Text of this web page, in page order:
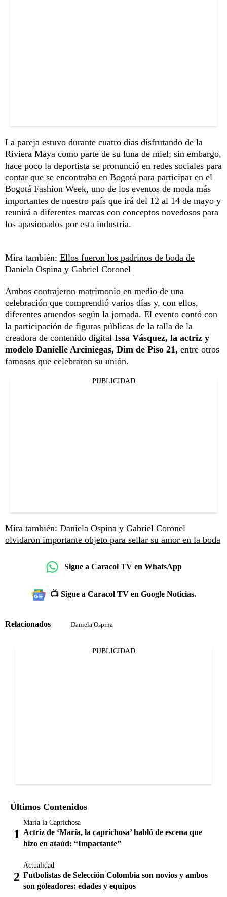
La pareja estuvo durante cuatro días disfrutando de la
Riviera Maya como parte de su luna de miel; sin embargo,
hace poco la deportista se pronunció en redes sociales para
contar que se encontraba en Bogotá para participar en el
Bogotá Fashion Week, uno de los eventos de moda más
importantes de nuestro país que irá del 12 al 14 de mayo y
reunirá a diferentes marcas con conceptos novedosos para
los apasionados por esta industria.
Mira también: Ellos fueron los padrinos de boda de
Daniela Ospina y Gabriel Coronel
Ambos contrajeron matrimonio en medio de una
celebración que comprendió varios días y, con ellos,
diferentes atuendos según la jornada. El evento contó con
la participación de figuras públicas de la talla de la
creadora de contenido digital Issa Vásquez, la actriz y
modelo Danielle Arciniegas, Dim de Piso 21, entre otros
famosos que celebraron su unión.
PUBLICIDAD
Mira también: Daniela Ospina y Gabriel Coronel
olvidaron importante objeto para sellar su amor en la boda
Sigue a Caracol TV en WhatsApp
📺 Sigue a Caracol TV en Google Noticias.
Relacionados Daniela Ospina
PUBLICIDAD
Últimos Contenidos
María la Caprichosa
Actriz de ‘María, la caprichosa’ habló de escena que
hizo en ataúd: “Impactante”
Actualidad
Futbolistas de Selección Colombia son novios y ambos
son goleadores: edades y equipos